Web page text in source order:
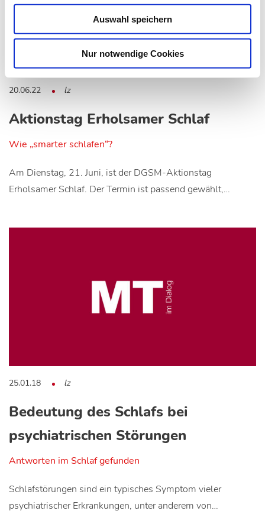
Auswahl speichern
Nur notwendige Cookies
20.06.22 lz
Aktionstag Erholsamer Schlaf
Wie „smarter schlafen“?
Am Dienstag, 21. Juni, ist der DGSM-Aktionstag
Erholsamer Schlaf. Der Termin ist passend gewählt,…
25.01.18 lz
Bedeutung des Schlafs bei
psychiatrischen Störungen
Antworten im Schlaf gefunden
Schlafstörungen sind ein typisches Symptom vieler
psychiatrischer Erkrankungen, unter anderem von…